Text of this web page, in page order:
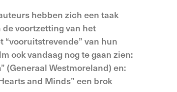
hebben zich een taak
voortzetting van het
van hun
ook vandaag nog te gaan zien:
(Generaal Westmoreland) en:
and Minds” een brok